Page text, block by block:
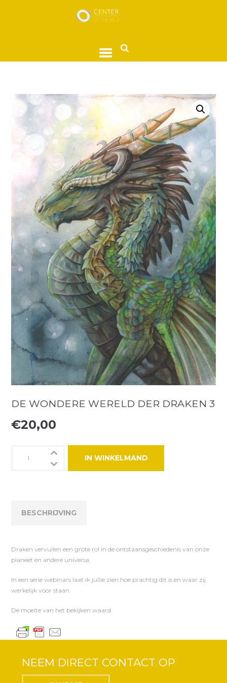
DE WONDERE WERELD DER DRAKEN 3
€20,00
wondere
aantal
IN WINKELMAND
BESCHRIJVING
Draken vervullen een grote rol in de ontstaansgeschiedenis van onze
planeet en andere universa.
In een serie webinars laat ik jullie zien hoe prachtig dit is en waar zij
werkelijk voor staan.
De moeite van het bekijken waard.
NEEM DIRECT CONTACT OP